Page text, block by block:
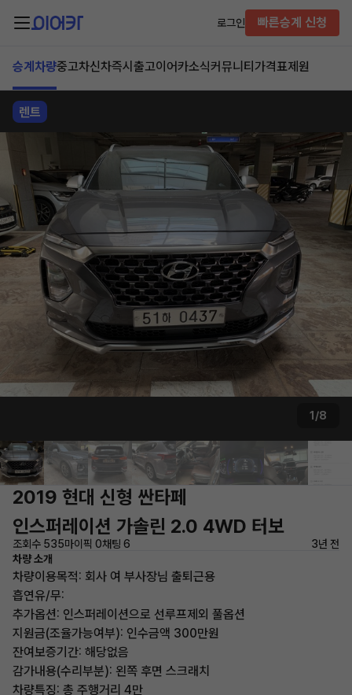
로그인 빠른승계 신청
승계차량중고차신차즉시출고이어카소식커뮤니티 가격표제원
렌트
1/8
2019 현대 신형 싼타페
인스퍼레이션 가솔린 2.0 4WD 터보
조회수 535마이픽 0채팅 6
3년 전
차량 소개
차량이용목적: 회사 여 부사장님 출퇴근용
흡연유/무:
추가옵션: 인스퍼레이션으로 선루프제외 풀옵션
지원금(조율가능여부): 인수금액 300만원
잔여보증기간: 해당없음
감가내용(수리부분): 왼쪽 후면 스크래치
차량특징: 총 주행거리 4만